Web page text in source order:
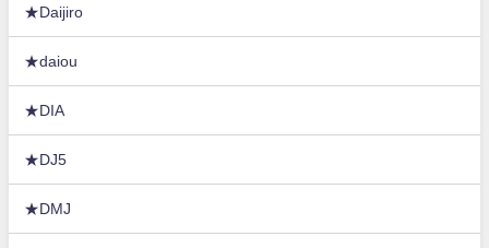
★Daijiro
★daiou
★DIA
★DJ5
★DMJ